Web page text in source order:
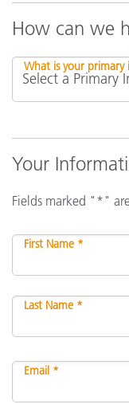
How can we
What is your primary
Your
Fields marked "*"
First Name *
Last Name *
Email *